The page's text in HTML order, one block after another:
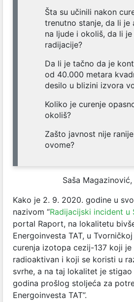
Šta su učinili nakon
trenutno stanje, da li je
na ljude i okoliš, da li
radijacije?
Da li je tačno da je
od 40.000 metara
desilo u blizini izvora
Koliko je curenje
okoliš?
Zašto javnost nije
ovome?
Saša Magazinović,
Kako je 2. 9. 2020. godine u
nazivom “Radijacijski incident u
portal Raport, na lokalitetu
Energoinvesta TAT, u
curenja izotopa cezij-137 koji je
radioaktivan i koji se koristi u
svrhe, a na taj lokalitet je
godina prošlog stoljeća za
Energoinvesta TAT”.